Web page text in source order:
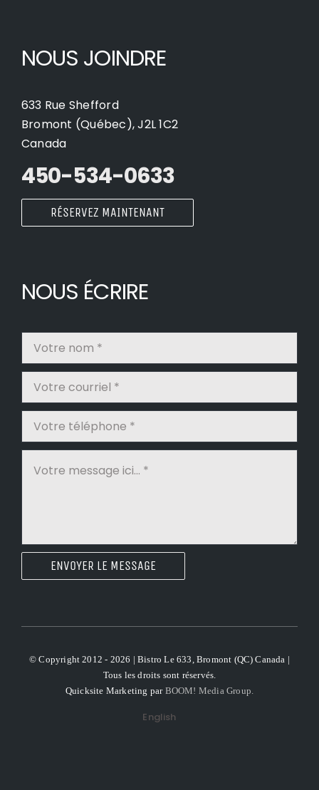
NOUS JOINDRE
633 Rue Shefford
Bromont (Québec), J2L 1C2
Canada
450-534-0633
RÉSERVEZ MAINTENANT
NOUS ÉCRIRE
ENVOYER LE MESSAGE
© Copyright 2012 - 2026 | Bistro Le 633, Bromont (QC) Canada |
Tous les droits sont réservés.
Quicksite Marketing par BOOM! Media Group.
English